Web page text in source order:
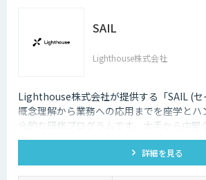
SAIL
Lighthouse株式会社
Lighthouse株式会社が提供する「SAIL (セ
概念理解から業務への応用までを座学と
合的な研修プログラムです。大手から中堅
業界・業種の企業様にご利用いただけます
詳細を見る